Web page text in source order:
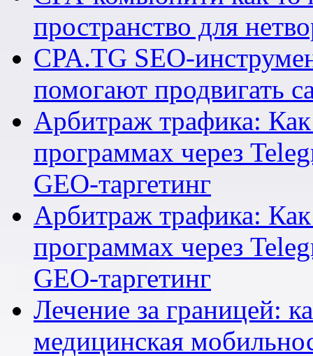
пространство для
CPA.TG SEO-
помогают продвигать
Арбитраж трафика: Как
программах через
GEO-таргетинг
Арбитраж трафика: Как
программах через
GEO-таргетинг
Лечение за границей:
медицинская